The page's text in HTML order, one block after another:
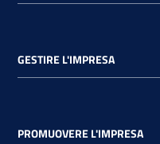
GESTIRE L'IMPRESA
PROMUOVERE L'IMPRESA